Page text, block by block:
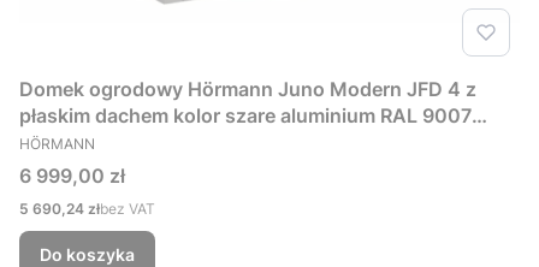
Domek ogrodowy Hörmann Juno Modern JFD 4 z
płaskim dachem kolor szare aluminium RAL 9007
229x181 cm
PRODUCENT
HÖRMANN
Cena
6 999,00 zł
Cena
5 690,24 złbez VAT
Do koszyka